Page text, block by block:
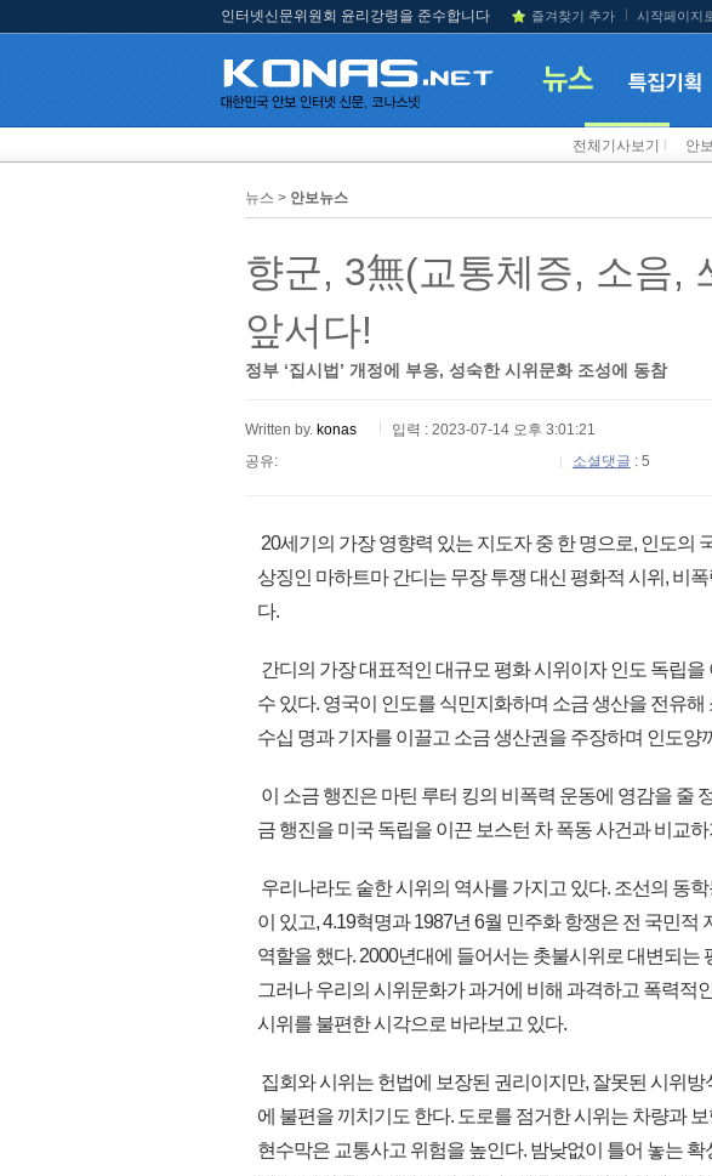
인터넷신문위원회 윤리강령을 준수합니다 즐겨찾기 추가 시작페이지
전체기사보기 안
뉴스 > 안보뉴스
향군, 3無(교통체증, 소음,
앞서다!
정부 ‘집시법’ 개정에 부응, 성숙한 시위문화 조성에 동참
Written by. konas
입력 : 2023-07-14 오후 3:01:21
공유:
소셜댓글 : 5
20세기의 가장 영향력 있는 지도자 중 한 명으로, 인도의
상징인 마하트마 간디는 무장 투쟁 대신 평화적 시위, 비
다.
간디의 가장 대표적인 대규모 평화 시위이자 인도 독립을
수 있다. 영국이 인도를 식민지화하며 소금 생산을 전유
수십 명과 기자를 이끌고 소금 생산권을 주장하며 인도양
이 소금 행진은 마틴 루터 킹의 비폭력 운동에 영감을 줄
금 행진을 미국 독립을 이끈 보스턴 차 폭동 사건과 비교
우리나라도 숱한 시위의 역사를 가지고 있다. 조선의 동
이 있고, 4.19혁명과 1987년 6월 민주화 항쟁은 전 국민
역할을 했다. 2000년대에 들어서는 촛불시위로 대변되는
그러나 우리의 시위문화가 과거에 비해 과격하고 폭력적
시위를 불편한 시각으로 바라보고 있다.
집회와 시위는 헌법에 보장된 권리이지만, 잘못된 시위
에 불편을 끼치기도 한다. 도로를 점거한 시위는 차량과
현수막은 교통사고 위험을 높인다. 밤낮없이 틀어 놓는